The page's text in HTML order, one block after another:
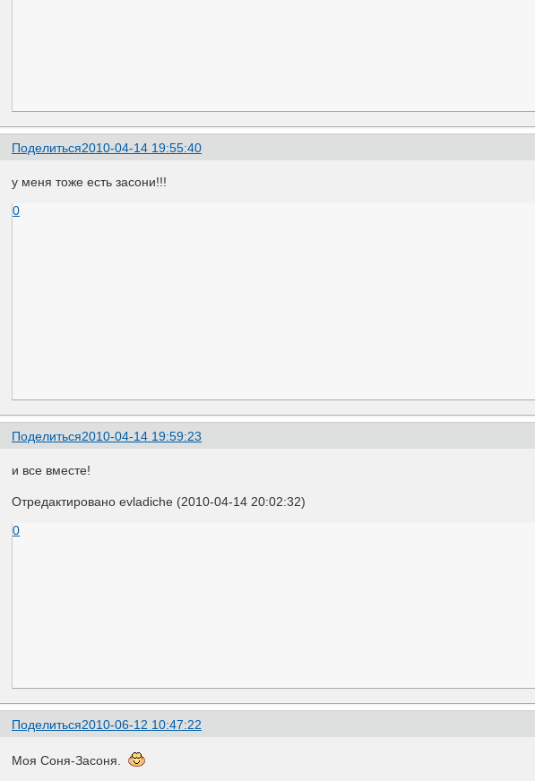
Поделиться2010-04-14 19:55:40
у меня тоже есть засони!!!
0
Поделиться2010-04-14 19:59:23
и все вместе!
Отредактировано evladiche (2010-04-14 20:02:32)
0
Поделиться2010-06-12 10:47:22
Моя Соня-Засоня.